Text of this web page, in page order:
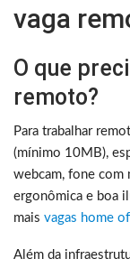
vaga
O que
remoto?
Para trabalhar
(mínimo 10MB),
webcam, fone com
ergonômica e boa
mais vagas home
Além da